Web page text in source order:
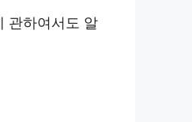
관하여서도 알